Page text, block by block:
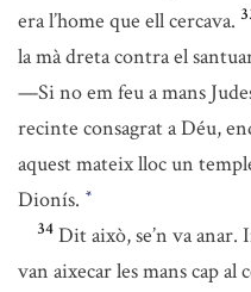
era l’home que ell cercava.
la mà dreta contra el
—Si no em feu a mans
recinte consagrat a Déu,
aquest mateix lloc un
Dionís. *
34 Dit això, se’n va anar.
van aixecar les mans cap